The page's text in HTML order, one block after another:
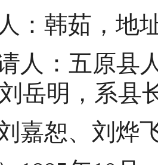
：韩茹，地
人：五原县
岳明，系县
嘉恕、刘烨